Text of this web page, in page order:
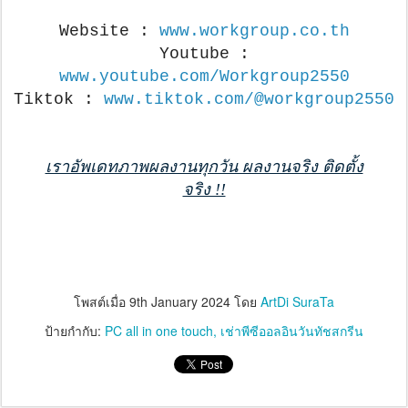
Website : www.workgroup.co.th
Youtube :
www.youtube.com/Workgroup2550
Tiktok : www.tiktok.com/@workgroup2550
เราอัพเดทภาพผลงานทุกวัน ผลงานจริง ติดตั้ง
จริง !!
โพสต์เมื่อ 9th January 2024 โดย ArtDi SuraTa
ป้ายกำกับ: PC all in one touch เช่าพีซีออลอินวันทัชสกรีน